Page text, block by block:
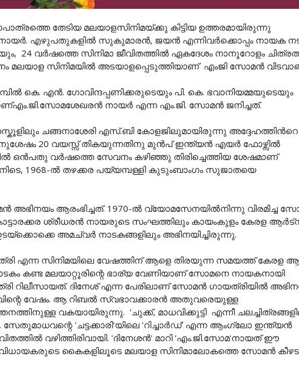
തേടിയ മലയാളസിനിമയ്ക്കു കിട്ടിയ ഉത്തരമായിരുന്നു
എഴുപതുകളിൽ സുകുമാരൻ, ജയൻ എന്നിവർക്കൊപ്പം നായക
24 വർഷത്തെ സിനിമാ ജീവിതത്തിൽ ഏകദേശം നാനൂറോളം
മലയാള സിനിമയിൽ അടയാളപ്പെടുത്തിയാണ് എംജി സോമൻ
കെ. എൻ. ഗോവിന്ദപ്പണിക്കരുടെയും പി. കെ. ഭവാനിയമ്മയുടെയും
നായർ എന്ന എം.ജി. സോമൻ ജനിച്ചത്.
ചങ്ങനാശേരി എസ്.ബി കോളജിലുമായിരുന്നു അദ്ദേഹത്തിൻറെ
20 വയസ്സ് തികയുന്നതിനു മുൻപ് ഇന്ത്യൻ എയർ ഫോഴ്സിൽ
ഒൻപതു വർഷത്തെ സേവനം കഴിഞ്ഞു തിരിച്ചെത്തിയ ശേഷമാണ്
1968-ല്‍ തഴക്കര പയ്യമ്പള്ളി കുടുംബാംഗം സുജാതയെ
അഭിനയം ആരംഭിച്ചത്. 1970-ൽ വ്യോമസേനയിൽനിന്നു വിരമിച്ച
ശ്രീധരൻ നായരുടെ സംഘത്തിലും കായംകുളം കേരള
ഇടയ്ക്കൊക്കെ അമച്വർ നാടകങ്ങളിലും അഭിനയിച്ചിരുന്നു.
എന്ന സിനിമയിലെ വേഷത്തിന് ആളെ തിരയുന്ന സമയത്ത് കേരള
നാടകം കണ്ട മലയാറ്റൂരിന്റെ ഭാര്യ വേണിയാണ് സോമനെ നായകനായി
റിലീസായത്. ദിനേശ് എന്ന പേരിലാണ് സോമൻ ഗായത്രിയിൽ
വേഷം. ആ റിബൽ സ്വഭാവക്കാരൻ അതുവരെയുള്ള
വകയായിരുന്നു. 'ചുക്ക്, മാധവിക്കുട്ടി എന്നീ
'ചട്ടക്കാരി'യിലെ 'റിച്ചാര്‍ഡ്' എന്ന ആംഗ്ലോ ഇന്ത്യന്‍
വഴിത്തിരിവായി. 'ദിനേശന്‍' മാറി 'എം.ജി.സോമ'നായത് ഈ
കൈകളിലൂടെ മലയാള സിനിമാലോകത്തെ സോമന്‍